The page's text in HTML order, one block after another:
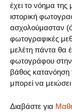
έχει το νόημα της
ιστορική
ασχολούμασταν
φωτογραφικές
μελέτη πάντα θα
φωτογράφου στην
βάθος
μπορεί να
Διαβάστε για